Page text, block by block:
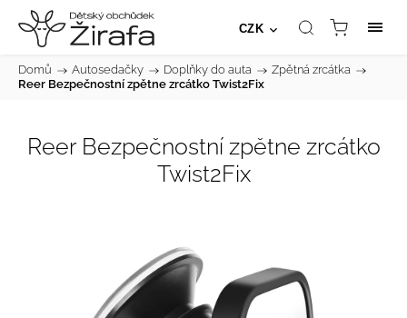
CZK
Domů / Autosedačky / Doplňky do auta / Zpětná zrcátka /
Reer Bezpečnostní zpětne zrcátko Twist2Fix
Reer Bezpečnostní zpětne zrcátko
Twist2Fix